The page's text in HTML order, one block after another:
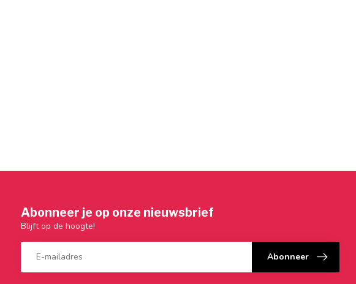
Abonneer je op onze nieuwsbrief
Blijft op de hoogte!
Abonneer